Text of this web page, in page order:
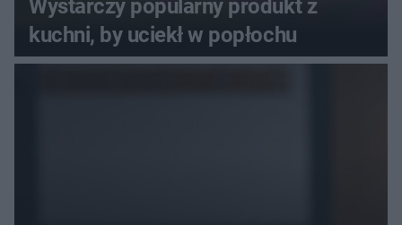
Wystarczy popularny produkt z
kuchni, by uciekł w popłochu